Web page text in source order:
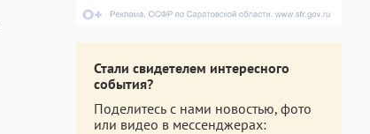
Стали свидетелем интересного
события?
Поделитесь с нами новостью, фото
или видео в мессенджерах: